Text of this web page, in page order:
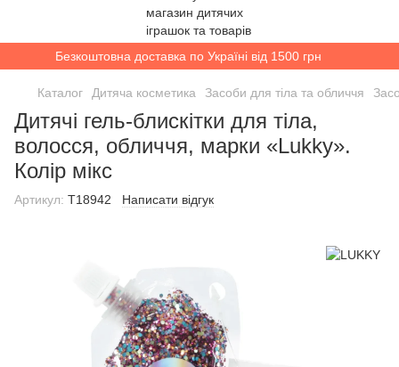
Безкоштовна доставка по Україні від 1500 грн
Каталог Дитяча косметика Засоби для тіла та обличчя
Дитячі гель-блискітки для тіла,
волосся, обличчя, марки «Lukky».
Колір мікс
Артикул: T18942 Написати відгук